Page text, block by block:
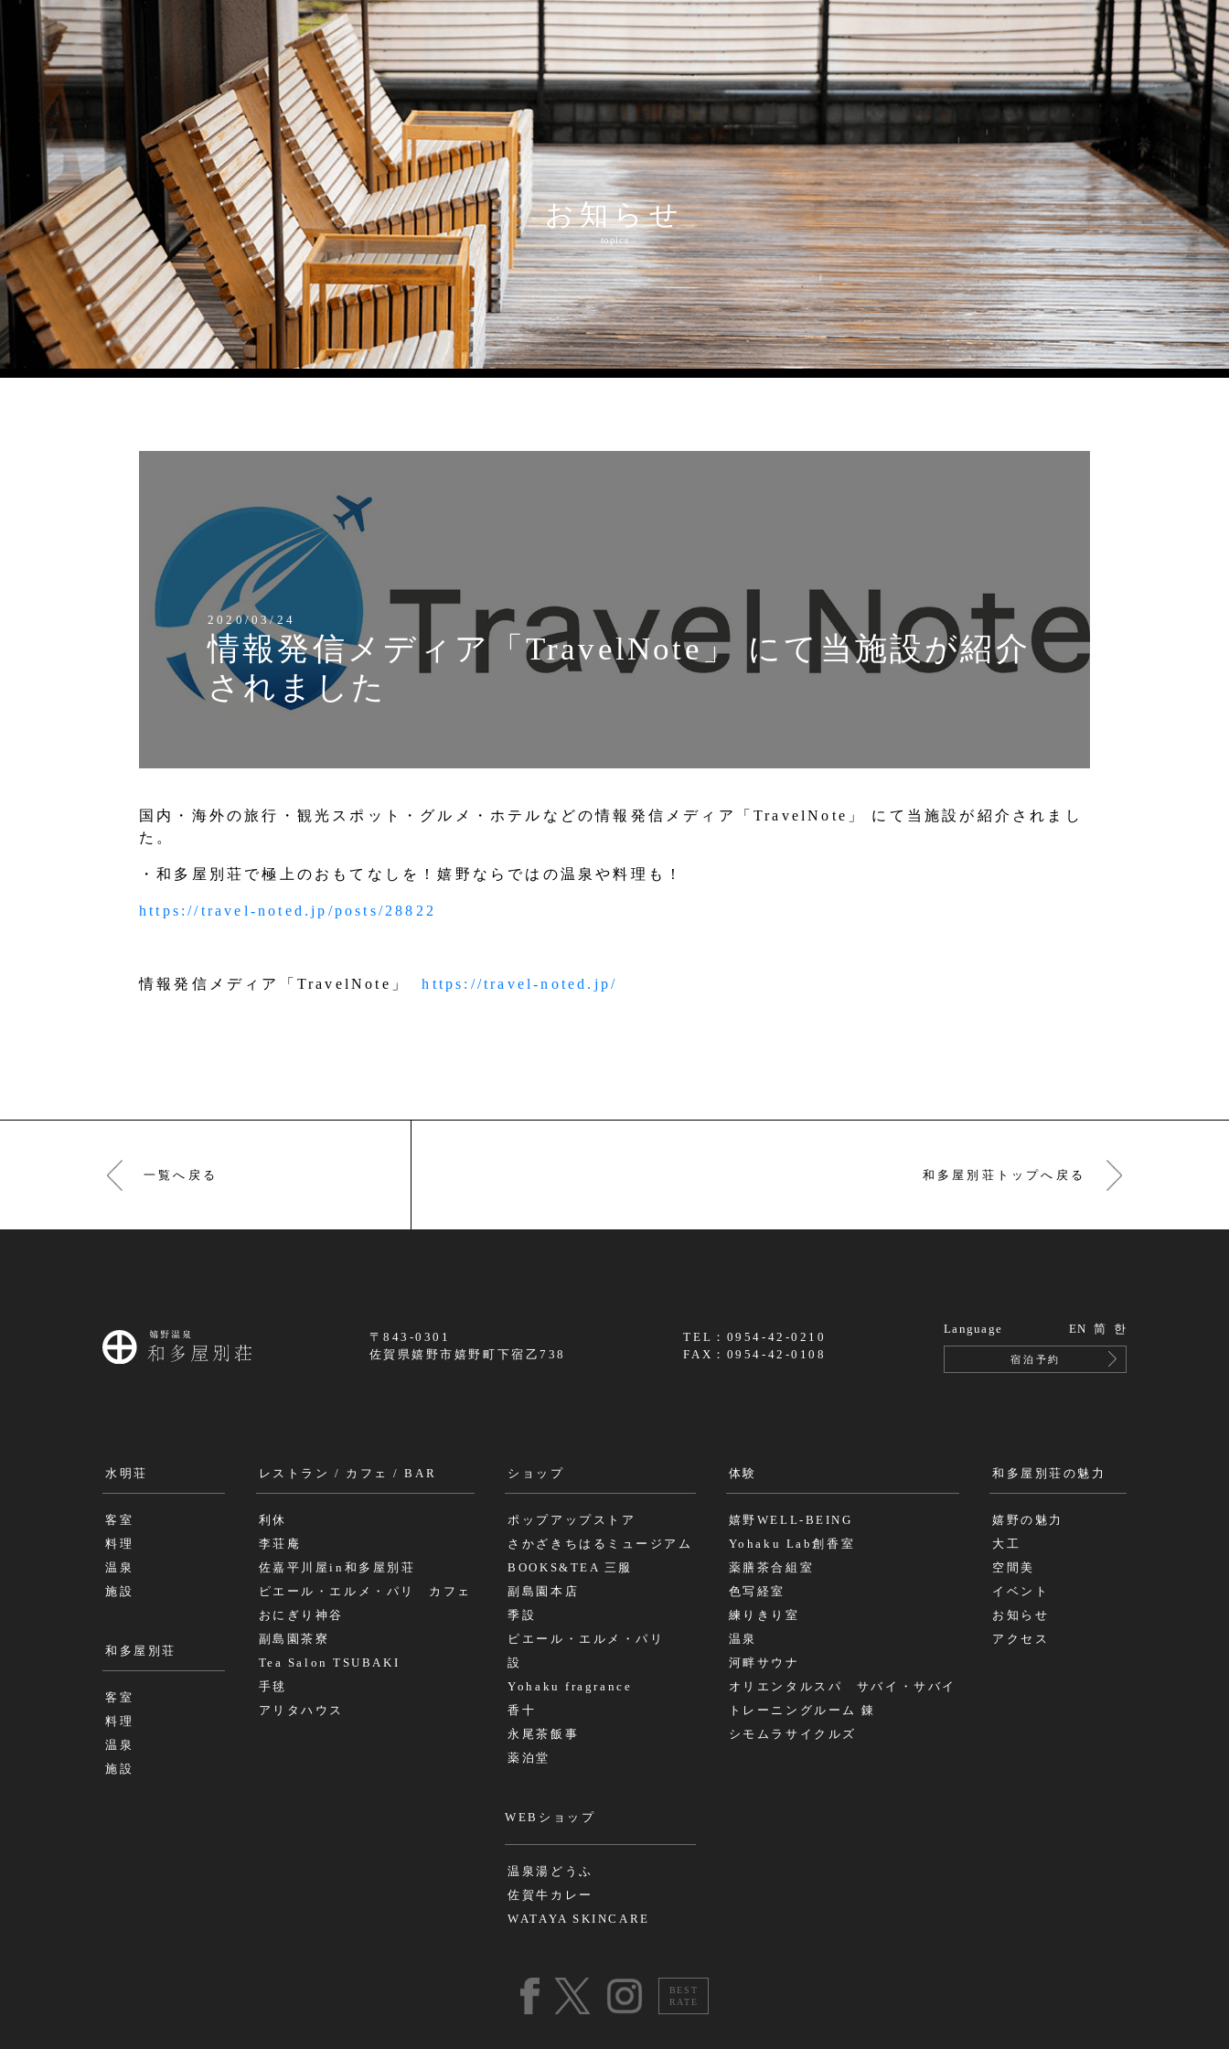
イベント
event
和多屋の魅力 水明荘
suimeiso
和多屋別荘
watayabesso
食事・施設・体験
restaurant&spa
予約
reservation
アクセス
access
Language
お知らせ
topics
2020/03/24
情報発信メディア「TravelNote」 にて当施設が紹介
されました
国内・海外の旅行・観光スポット・グルメ・ホテルなどの情報発信メディア「TravelNote」 にて当施設が紹介されまし
た。
・和多屋別荘で極上のおもてなしを！嬉野ならではの温泉や料理も！
https://travel-noted.jp/posts/28822
情報発信メディア「TravelNote」https://travel-noted.jp/
一覧へ戻る 和多屋別荘トップへ戻る
〒843-0301
佐賀県嬉野市嬉野町下宿乙738
TEL：0954-42-0210
FAX：0954-42-0108
Language EN 简 한
宿泊予約
水明荘
客室
料理
温泉
施設
和多屋別荘
客室
料理
温泉
施設
レストラン / カフェ / BAR
利休
李荘庵
佐嘉平川屋in和多屋別荘
ピエール・エルメ・パリ カフェ
おにぎり神谷
副島園茶寮
Tea Salon TSUBAKI
手毬
アリタハウス
ショップ
ポップアップストア
さかざきちはるミュージアム
BOOKS&TEA 三服
副島園本店
季設
ピエール・エルメ・パリ
設
Yohaku fragrance
香十
永尾茶飯事
薬泊堂
WEBショップ
温泉湯どうふ
佐賀牛カレー
WATAYA SKINCARE
体験
嬉野WELL-BEING
Yohaku Lab創香室
薬膳茶合組室
色写経室
練りきり室
温泉
河畔サウナ
オリエンタルスパ サバイ・サバイ
トレーニングルーム 錬
シモムラサイクルズ
和多屋別荘の魅力
嬉野の魅力
大工
空間美
イベント
お知らせ
アクセス
BEST
RATE